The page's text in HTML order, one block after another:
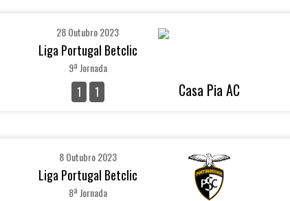
28 Outubro 2023
Liga Portugal Betclic
9ª Jornada
1 1 Casa Pia AC
8 Outubro 2023
Liga Portugal Betclic
8ª Jornada